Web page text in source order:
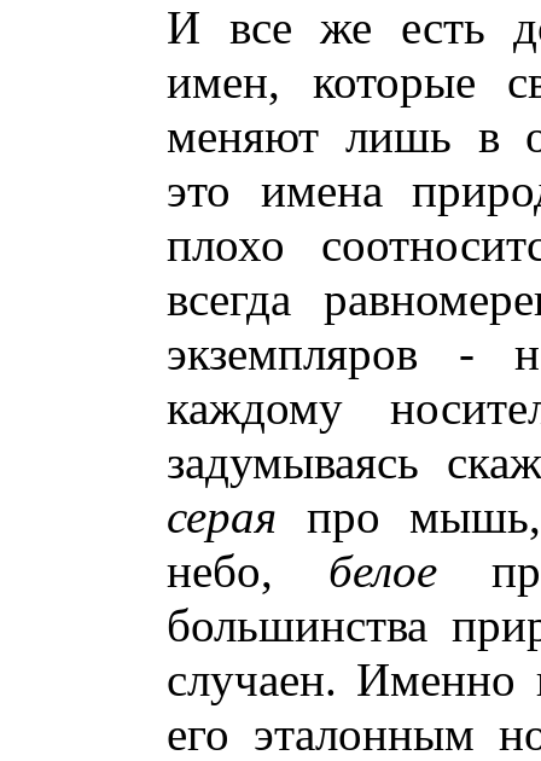
И все же есть
имен, которые
меняют лишь в
это имена
плохо
всегда
экземпляров -
каждому
задумываясь
серая про
небо, белое
большинства
случаен. Именно
его эталонным